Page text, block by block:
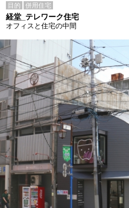
目的 併用住宅
経堂_テレワーク住宅
オフィスと住宅の中間